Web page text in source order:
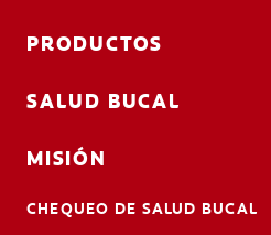
PRODUCTOS
SALUD BUCAL
MISIÓN
CHEQUEO DE SALUD BUCAL